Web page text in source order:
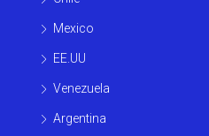
Mexico
EE.UU
Venezuela
Argentina